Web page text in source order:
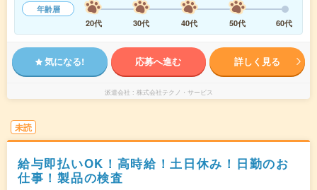
年齢層
20代
30代 40代 50代 60代
気になる! 応募へ進む 詳しく見る
派遣会社 株式会社テクノ・サービス
未読
給与即払いOK！高時給！土日休み！日勤のお
仕事！製品の検査